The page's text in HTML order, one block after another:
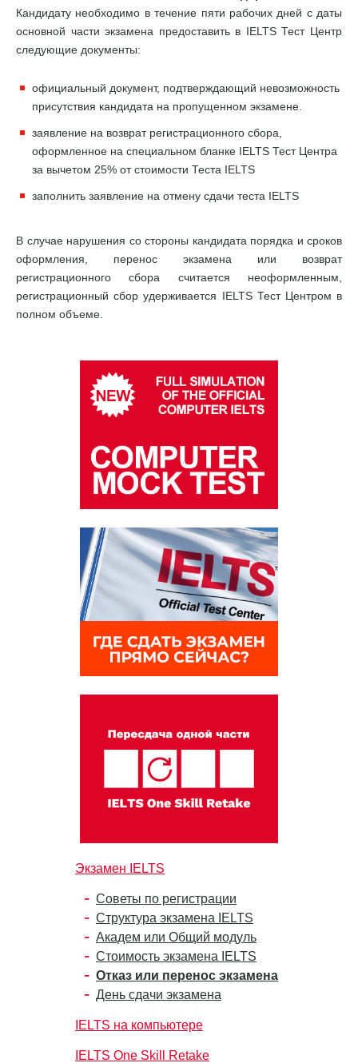
Кандидату необходимо в течение пяти рабочих дней с даты
основной части экзамена предоставить в IELTS Тест Центр
следующие документы:
официальный документ, подтверждающий невозможность
присутствия кандидата на пропущенном экзамене.
заявление на возврат регистрационного сбора,
оформленное на специальном бланке IELTS Тест Центра
за вычетом 25% от стоимости Теста IELTS
заполнить заявление на отмену сдачи теста IELTS
В случае нарушения со стороны кандидата порядка и сроков
оформления, перенос экзамена или возврат
регистрационного сбора считается неоформленным,
регистрационный сбор удерживается IELTS Тест Центром в
полном объеме.
Экзамен IELTS
Советы по регистрации
Структура экзамена IELTS
Академ или Общий модуль
Стоимость экзамена IELTS
Отказ или перенос экзамена
День сдачи экзамена
IELTS на компьютере
IELTS One Skill Retake